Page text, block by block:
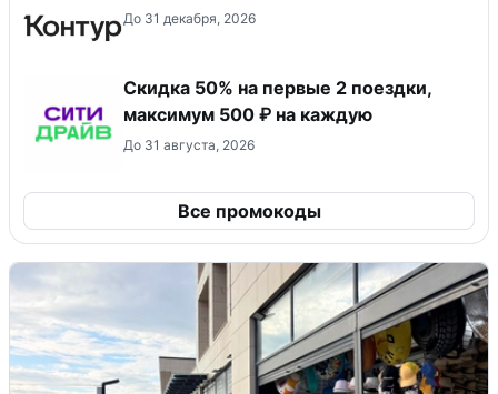
До 31 декабря, 2026
Скидка 50% на первые 2 поездки,
максимум 500 ₽ на каждую
До 31 августа, 2026
Все промокоды